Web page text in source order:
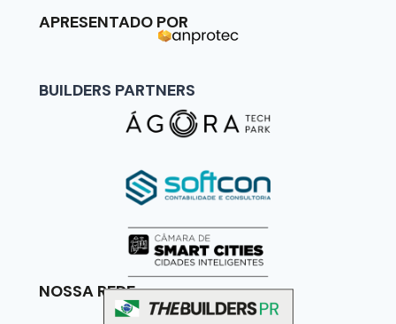
APRESENTADO POR
BUILDERS PARTNERS
NOSSA REDE